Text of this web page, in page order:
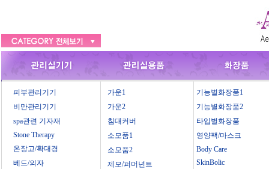
피부관리기기
비만관리기기
spa관련 기자재
Stone Therapy
온장고/확대경
베드/의자
가운1
가운2
침대커버
소모품1
소모품2
제모/퍼머넌트
기능별화장품1
기능별화장품2
타입별화장품
영양팩/마스크
Body Care
SkinBolic